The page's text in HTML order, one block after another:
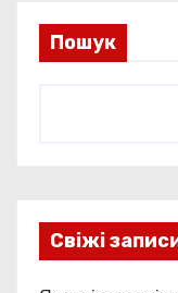
Пошук
Свіжі